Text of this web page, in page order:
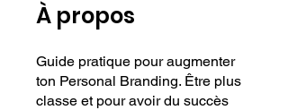
À propos
Guide pratique pour augmenter
ton Personal Branding. Être plus
classe et pour avoir du succès